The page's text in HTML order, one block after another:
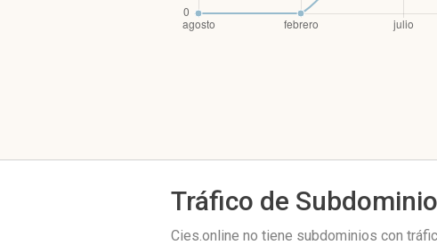
Tráfico de
Cies.online no tiene subdominios con